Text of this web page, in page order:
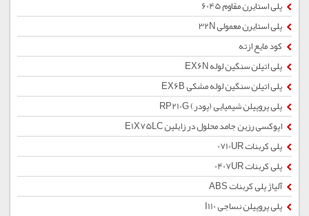
پلی استایرن مقاوم 6045
پلی استایرن معمولی 32N
کود مایع ازته
پلی اتیلن سنگین لوله EX6N
پلی اتیلن سنگین لوله مشکی EX6B
پلی پروپیلن شیمیایی (پودر) RP210G
اپوکسی رزین جامد محلول در زایلین E1X75LC
پلی کربنات 0710UR
پلی کربنات 0407UR
آلیاژ پلی کربنات ABS
پلی پروپیلن نساجی I110